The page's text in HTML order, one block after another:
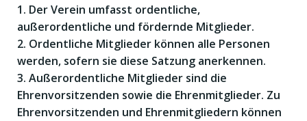
1. Der Verein umfasst ordentliche,
außerordentliche und fördernde Mitglieder.
2. Ordentliche Mitglieder können alle Personen
werden, sofern sie diese Satzung anerkennen.
3. Außerordentliche Mitglieder sind die
Ehrenvorsitzenden sowie die Ehrenmitglieder. Zu
Ehrenvorsitzenden und Ehrenmitgliedern können